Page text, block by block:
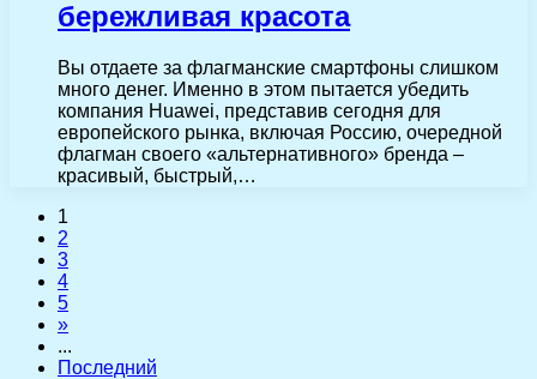
бережливая красота
Вы отдаете за флагманские смартфоны слишком
много денег. Именно в этом пытается убедить
компания Huawei, представив сегодня для
европейского рынка, включая Россию, очередной
флагман своего «альтернативного» бренда –
красивый, быстрый,…
1
2
3
4
5
»
...
Последний